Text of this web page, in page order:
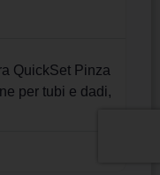
QuickSet Pinza
per tubi e dadi,